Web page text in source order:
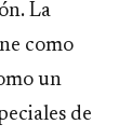
La
como
un
de